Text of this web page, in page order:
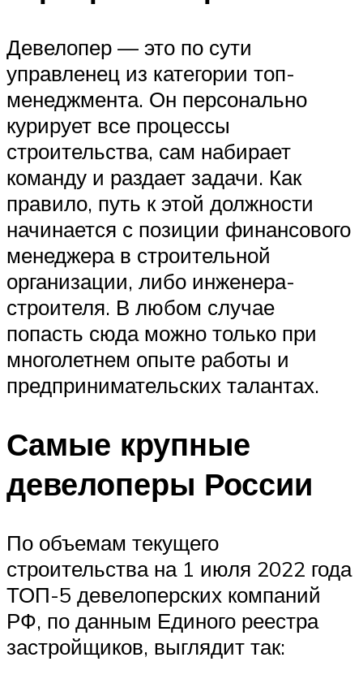
Девелопер — это по сути
управленец из категории топ-
менеджмента. Он персонально
курирует все процессы
строительства, сам набирает
команду и раздает задачи. Как
правило, путь к этой должности
начинается с позиции финансового
менеджера в строительной
организации, либо инженера-
строителя. В любом случае
попасть сюда можно только при
многолетнем опыте работы и
предпринимательских талантах.
Самые крупные
девелоперы России
По объемам текущего
строительства на 1 июля 2022 года
ТОП-5 девелоперских компаний
РФ, по данным Единого реестра
застройщиков, выглядит так: